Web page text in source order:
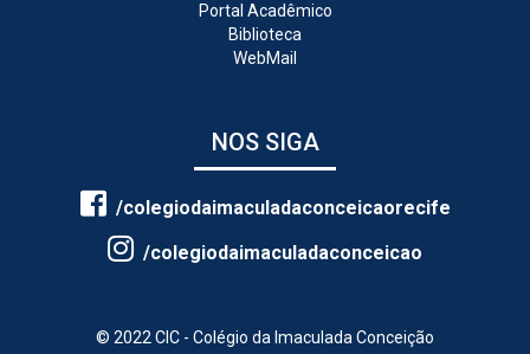
Portal Acadêmico
Biblioteca
WebMail
NOS SIGA
/colegiodaimaculadaconceicaorecife
/colegiodaimaculadaconceicao
© 2022 CIC - Colégio da Imaculada Conceição